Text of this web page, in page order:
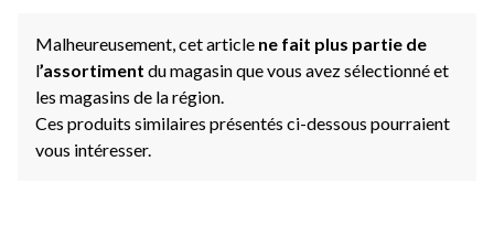
Malheureusement, cet article ne fait plus partie de
l’assortiment du magasin que vous avez sélectionné et
les magasins de la région.
Ces produits similaires présentés ci-dessous pourraient
vous intéresser.